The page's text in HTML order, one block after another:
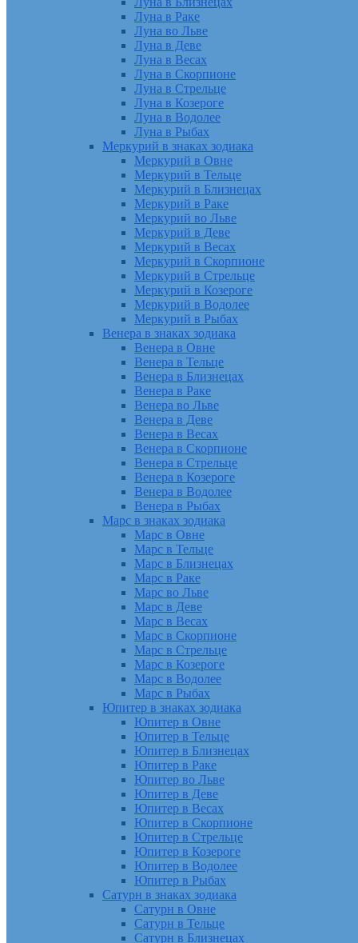
Луна в Раке
Луна во Льве
Луна в Деве
Луна в Весах
Луна в Скорпионе
Луна в Стрельце
Луна в Козероге
Луна в Водолее
Луна в Рыбах
Меркурий в знаках зодиака
Меркурий в Овне
Меркурий в Тельце
Меркурий в Близнецах
Меркурий в Раке
Меркурий во Льве
Меркурий в Деве
Меркурий в Весах
Меркурий в Скорпионе
Меркурий в Стрельце
Меркурий в Козероге
Меркурий в Водолее
Меркурий в Рыбах
Венера в знаках зодиака
Венера в Овне
Венера в Тельце
Венера в Близнецах
Венера в Раке
Венера во Льве
Венера в Деве
Венера в Весах
Венера в Скорпионе
Венера в Стрельце
Венера в Козероге
Венера в Водолее
Венера в Рыбах
Марс в знаках зодиака
Марс в Овне
Марс в Тельце
Марс в Близнецах
Марс в Раке
Марс во Льве
Марс в Деве
Марс в Весах
Марс в Скорпионе
Марс в Стрельце
Марс в Козероге
Марс в Водолее
Марс в Рыбах
Юпитер в знаках зодиака
Юпитер в Овне
Юпитер в Тельце
Юпитер в Близнецах
Юпитер в Раке
Юпитер во Льве
Юпитер в Деве
Юпитер в Весах
Юпитер в Скорпионе
Юпитер в Стрельце
Юпитер в Козероге
Юпитер в Водолее
Юпитер в Рыбах
Сатурн в знаках зодиака
Сатурн в Овне
Сатурн в Тельце
Сатурн в Близнецах